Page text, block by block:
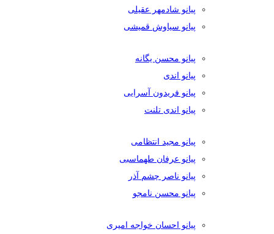
پیانو شادمهر عقیلی
پیانو سیاوش قمیشی
پیانو محسن یگانه
پیانو اندی
پیانو فریدون آسرایی
پیانو اندی تلنت
پیانو مجید انتظامی
پیانو عرفان طهماسبی
پیانو ناصر چشم آذر
پیانو محسن نامجو
پیانو احسان خواجه امیری